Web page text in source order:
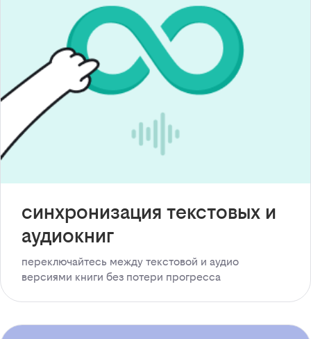
синхронизация текстовых и
аудиокниг
переключайтесь между текстовой и аудио
версиями книги без потери прогресса